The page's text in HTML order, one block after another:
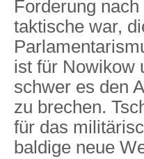
Forderung
taktische war,
ist für Nowikow
schwer es den
zu brechen.
für das
baldige neue